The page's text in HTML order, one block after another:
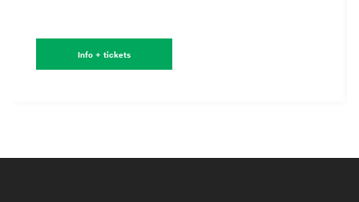
Info + tickets